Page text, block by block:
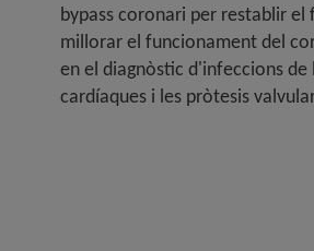
bypass coronari per restablir el
millorar el funcionament del
en el diagnòstic d'infeccions de
cardíaques i les pròtesis